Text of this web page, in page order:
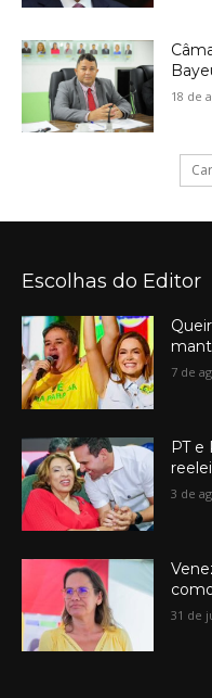
18 de
Escolhas do Editor
7 de
PT e
3 de
31 de